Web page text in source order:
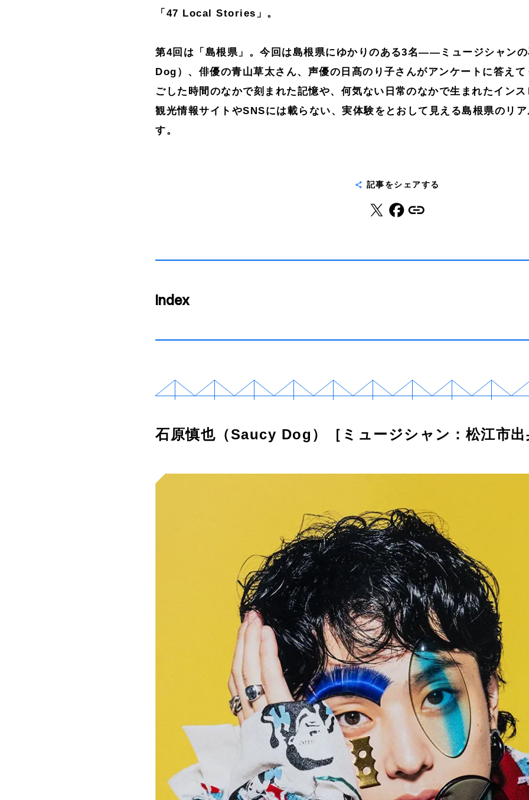
「47 Local Stories」。
第4回は「島根県」。今回は島根県にゆかりのある3名——ミュージシャン
Dog）、俳優の青山草太さん、声優の日髙のり子さんがアンケートに答え
ごした時間のなかで刻まれた記憶や、何気ない日常のなかで生まれたイン
観光情報サイトやSNSには載らない、実体験をとおして見える島根県のリ
す。
記事をシェアする
Index
石原慎也（Saucy Dog）［ミュージシャン：松江市出